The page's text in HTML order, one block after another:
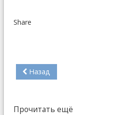
Share
Назад
Прочитать ещё